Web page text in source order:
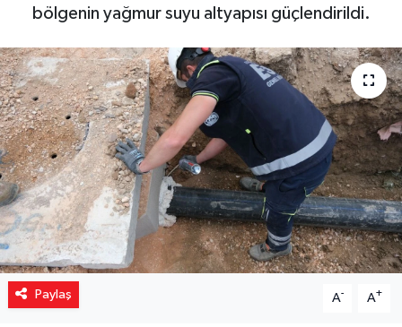
bölgenin yağmur suyu altyapısı güçlendirildi.
Paylaş A- A+
Yaşam
Resmi ilanlar